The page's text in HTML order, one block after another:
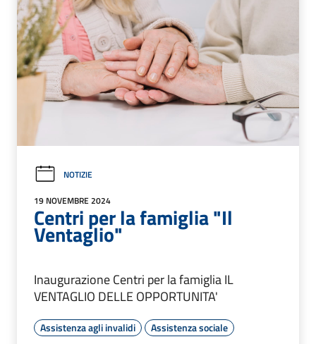
NOTIZIE
19 NOVEMBRE 2024
Centri per la famiglia "Il
Ventaglio"
Inaugurazione Centri per la famiglia IL
VENTAGLIO DELLE OPPORTUNITA'
Assistenza agli invalidi
Assistenza sociale